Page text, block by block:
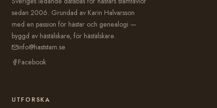
sedan 2006. Grundad av Karin Halvarsson
med en passion för hästar och genealogi —
byggd av hästälskare, för hästälskare.
info@haststam.se
Facebook
UTFORSKA